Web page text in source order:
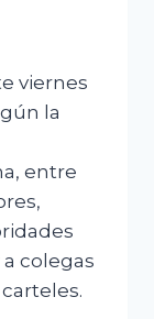
viernes
la
entre
colegas